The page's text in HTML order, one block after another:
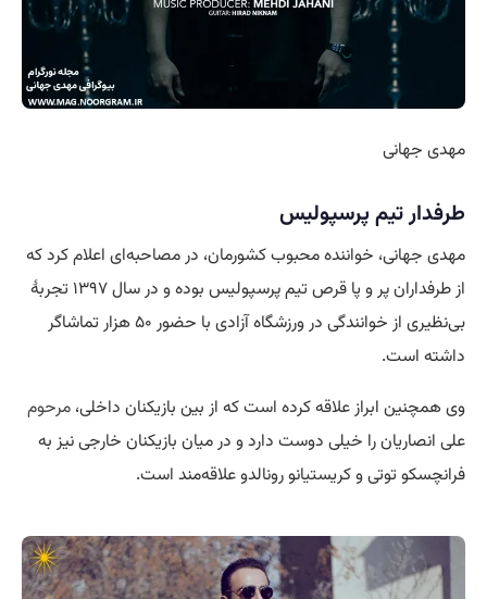
مهدی جهانی
طرفدار تیم پرسپولیس
مهدی جهانی، خواننده محبوب کشورمان، در مصاحبه‌ای اعلام کرد که
از طرفداران پر و پا قرص تیم پرسپولیس بوده و در سال ۱۳۹۷ تجربهٔ
بی‌نظیری از خوانندگی در ورزشگاه آزادی با حضور ۵۰ هزار تماشاگر
داشته است.
وی همچنین ابراز علاقه کرده است که از بین بازیکنان داخلی، مرحوم
علی انصاریان را خیلی دوست دارد و در میان بازیکنان خارجی نیز به
فرانچسکو توتی و کریستیانو رونالدو علاقه‌مند است.